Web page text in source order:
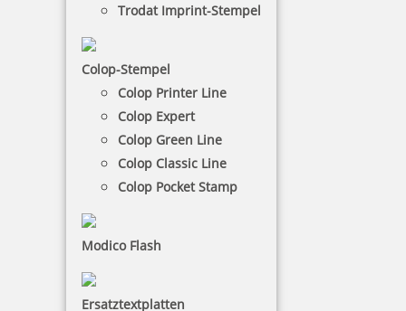
Trodat Imprint-Stempel
Colop-Stempel
Colop Printer Line
Colop Expert
Colop Green Line
Colop Classic Line
Colop Pocket Stamp
Modico Flash
Ersatztextplatten
20 Artikel in der Kategorie